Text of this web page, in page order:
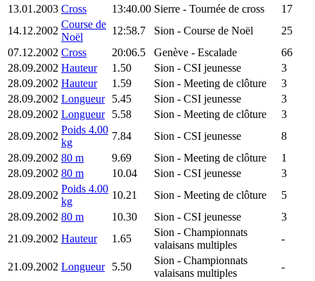
13.01.2003 Cross 13:40.00 Sierre - Tournée de cross
17
14.12.2002
Course de
Noël
12:58.7 Sion - Course de Noël
25
07.12.2002 Cross 20:06.5 Genève - Escalade
66
28.09.2002 Hauteur 1.50 Sion - CSI jeunesse
3
28.09.2002 Hauteur 1.59 Sion - Meeting de clôture
3
28.09.2002 Longueur 5.45 Sion - CSI jeunesse
3
28.09.2002 Longueur 5.58 Sion - Meeting de clôture
3
28.09.2002
Poids 4.00
kg
7.84 Sion - CSI jeunesse
8
28.09.2002 80 m 9.69 Sion - Meeting de clôture
1
28.09.2002 80 m 10.04 Sion - CSI jeunesse
3
28.09.2002
Poids 4.00
kg
10.21 Sion - Meeting de clôture
5
28.09.2002 80 m 10.30 Sion - CSI jeunesse
3
21.09.2002 Hauteur 1.65
Sion - Championnats
valaisans multiples
-
21.09.2002 Longueur 5.50
Sion - Championnats
valaisans multiples
-